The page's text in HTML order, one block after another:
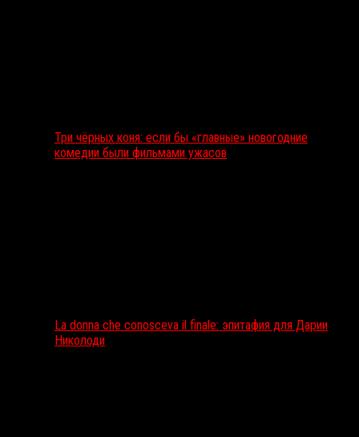
Три чёрных коня: если бы «главные» новогодние
комедии были фильмами ужасов
La donna che conosceva il finale: эпитафия для Дарии
Николоди